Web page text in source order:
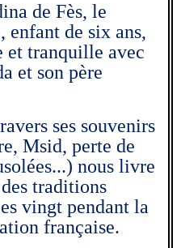
de Fès, le
enfant de six ans,
et tranquille avec
et son père
ses souvenirs
Msid, perte de
nous livre
traditions
vingt pendant la
française.